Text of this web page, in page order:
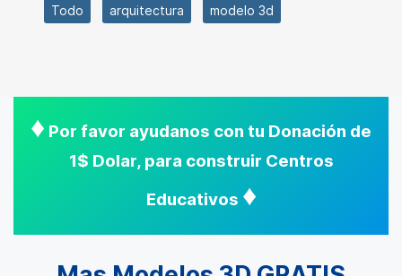
Todo arquitectura modelo 3d
♦ Por favor ayudanos con tu Donación de
1$ Dolar, para construir Centros
Educativos ♦